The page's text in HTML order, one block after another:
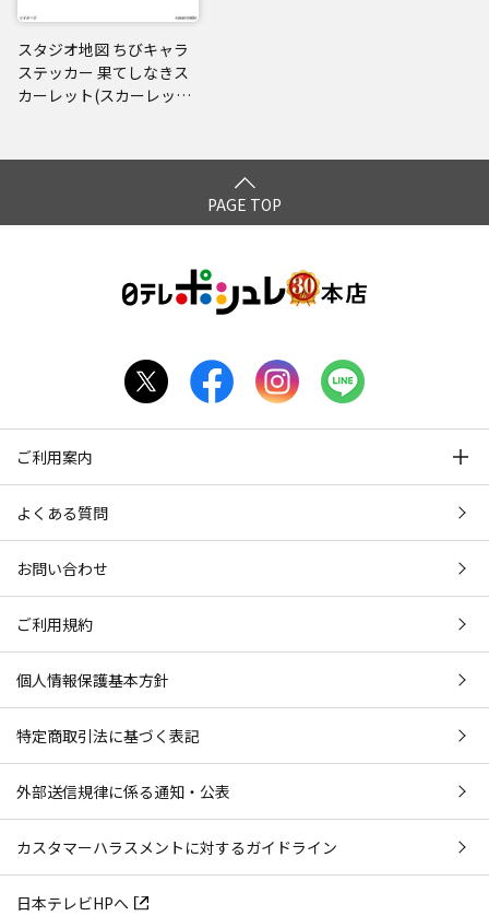
スタジオ地図 ちびキャラ
ステッカー 果てしなきス
カーレット(スカーレット
PAGE TOP
ご利用案内
よくある質問
お問い合わせ
ご利用規約
個人情報保護基本方針
特定商取引法に基づく表記
外部送信規律に係る通知・公表
カスタマーハラスメントに対するガイドライン
日本テレビHPへ